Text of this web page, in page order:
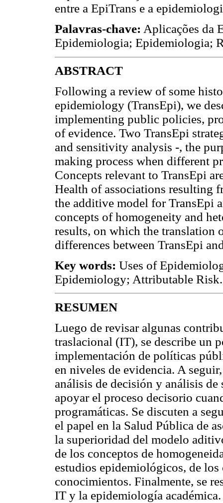
entre a EpiTrans e a
Palavras-chave: Aplicações da
Epidemiologia; Epidemiologia;
ABSTRACT
Following a review of some
epidemiology (TransEpi), we
implementing public policies,
of evidence. Two TransEpi
and sensitivity analysis -, the
making process when different
Concepts relevant to TransEpi
Health of associations resulting
the additive model for TransEpi
concepts of homogeneity and
results, on which the translation
differences between TransEpi
Key words: Uses of
Epidemiology; Attributable Risk.
RESUMEN
Luego de revisar algunas
traslacional (IT), se describe un
implementación de políticas
en niveles de evidencia. A
análisis de decisión y análisis
apoyar el proceso decisorio
programáticas. Se discuten a
el papel en la Salud Pública de
la superioridad del modelo
de los conceptos de
estudios epidemiológicos, de
conocimientos. Finalmente, se
IT y la epidemiología académica.